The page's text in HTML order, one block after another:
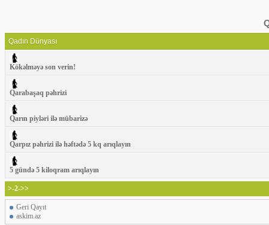
Qadın Dünyası
Kökəlməyə son verin!
Qarabaşaq pəhrizi
Qarın piyləri ilə mübarizə
Qarpız pəhrizi ilə həftədə 5 kq arıqlayın
5 gündə 5 kiloqram arıqlayın
>-2->>
Geri Qayıt
askim.az